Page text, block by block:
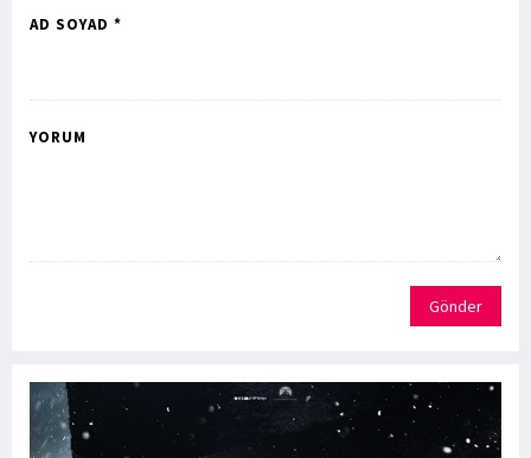
AD SOYAD *
YORUM
Gönder